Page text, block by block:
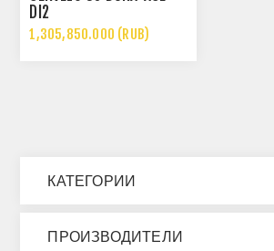
DI2
1,305,850.000 (RUB)
КАТЕГОРИИ
ПРОИЗВОДИТЕЛИ